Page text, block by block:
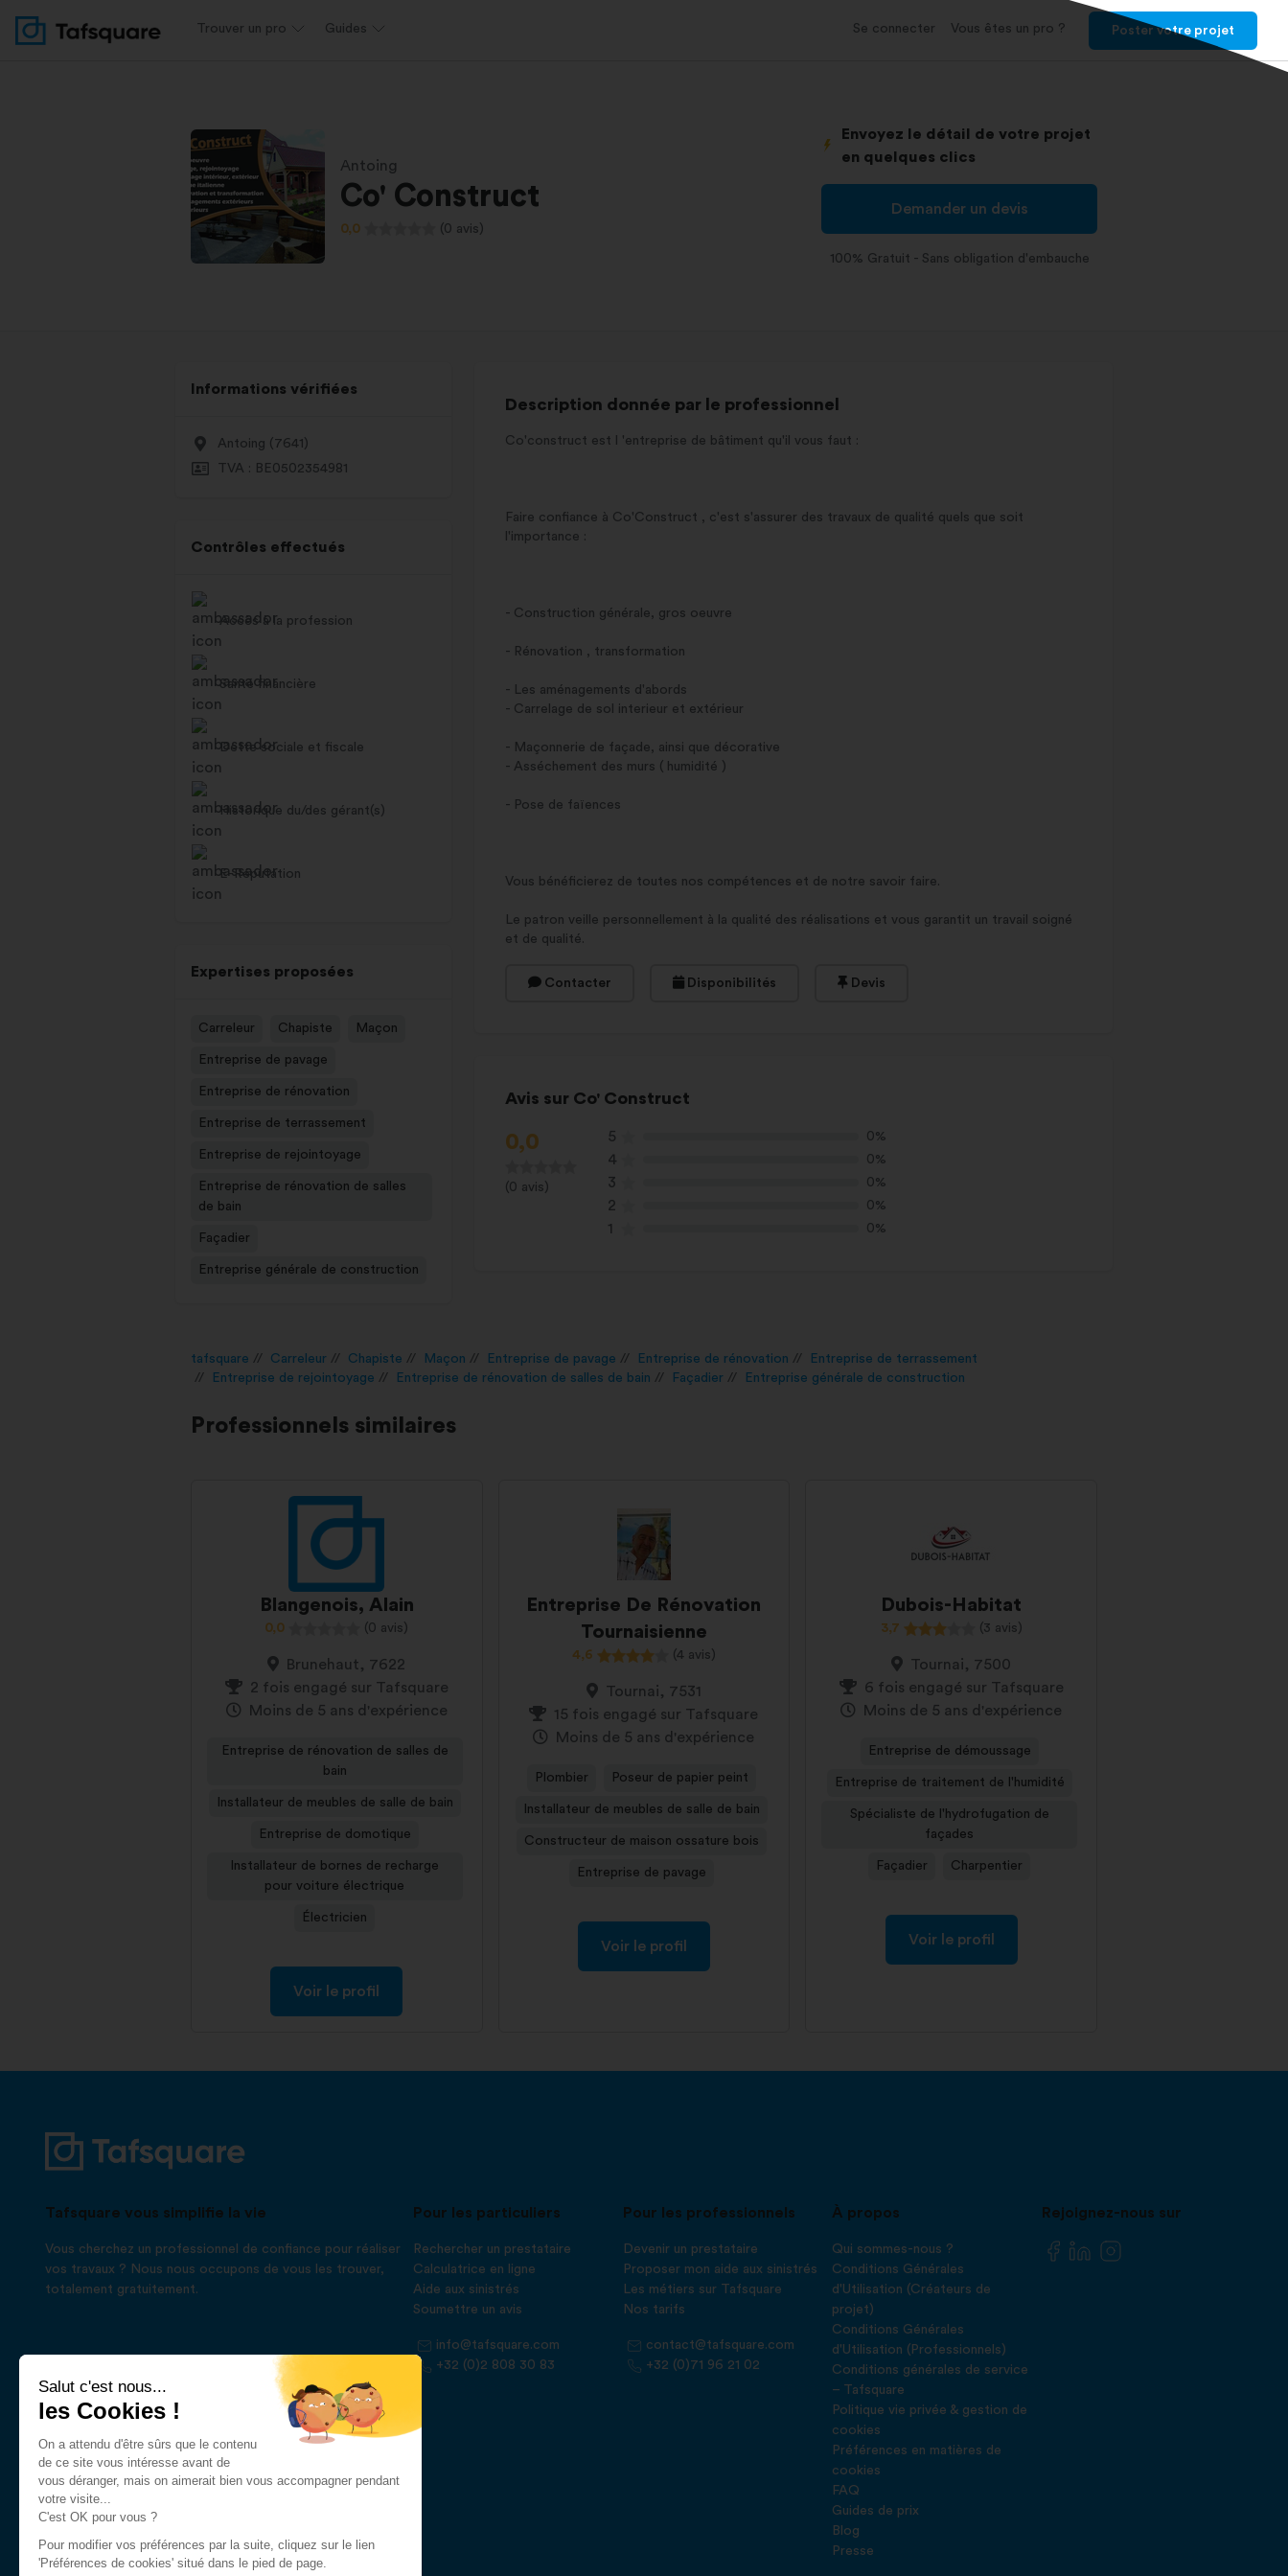
Trouver un pro Guides Se connecter Vous êtes un pro ? Poster votre projet
Antoing
Co' Construct
0,0 (0 avis)
Envoyez le détail de votre projet
en quelques clics
Demander un devis
100% Gratuit - Sans obligation d'embauche
Informations vérifiées
Antoing (7641)
TVA : BE0502354981
Contrôles effectués
Accès à la profession
Santé financière
Dette sociale et fiscale
Historique du/des gérant(s)
E-Réputation
Expertises proposées
Carreleur Chapiste Maçon
Entreprise de pavage
Entreprise de rénovation
Entreprise de terrassement
Entreprise de rejointoyage
Entreprise de rénovation de salles
de bain
Façadier
Entreprise générale de construction
Description donnée par le professionnel
Co'construct est l 'entreprise de bâtiment qu'il vous faut :
Faire confiance à Co'Construct , c'est s'assurer des travaux de qualité quels que soit
l'importance :
- Construction générale, gros oeuvre
- Rénovation , transformation
- Les aménagements d'abords
- Carrelage de sol interieur et extérieur
- Maçonnerie de façade, ainsi que décorative
- Asséchement des murs ( humidité )
- Pose de faïences
Vous bénéficierez de toutes nos compétences et de notre savoir faire.
Le patron veille personnellement à la qualité des réalisations et vous garantit un travail soigné
et de qualité.
Contacter Disponibilités Devis
Avis sur Co' Construct
0,0
(0 avis)
5 0%
4 0%
3 0%
2 0%
1 0%
tafsquare Carreleur Chapiste Maçon Entreprise de pavage Entreprise de rénovation
Entreprise de terrassement
Entreprise de rejointoyage
Entreprise de rénovation de salles de bain Façadier Entreprise générale de construction
Professionnels similaires
Blangenois, Alain
0,0 (0 avis)
Brunehaut, 7622
2 fois engagé sur Tafsquare
Moins de 5 ans d'expérience
Entreprise de rénovation de salles de
bain
Installateur de meubles de salle de bain
Entreprise de domotique
Installateur de bornes de recharge
pour voiture électrique
Électricien
Voir le profil
Entreprise De Rénovation
Tournaisienne
4,6 (4 avis)
Tournai, 7531
15 fois engagé sur Tafsquare
Moins de 5 ans d'expérience
Plombier Poseur de papier peint
Installateur de meubles de salle de bain
Constructeur de maison ossature bois
Entreprise de pavage
Voir le profil
Dubois-Habitat
3,7 (3 avis)
Tournai, 7500
6 fois engagé sur Tafsquare
Moins de 5 ans d'expérience
Entreprise de démoussage
Entreprise de traitement de l'humidité
Spécialiste de l'hydrofugation de
façades
Façadier Charpentier
Voir le profil
Tafsquare vous simplifie la vie
Vous cherchez un professionnel de confiance pour réaliser
vos travaux ? Nous nous occupons de vous les trouver,
totalement gratuitement.
Pour les particuliers
Rechercher un prestataire
Calculatrice en ligne
Aide aux sinistrés
Soumettre un avis
info@tafsquare.com
+32 (0)2 808 30 83
Pour les professionnels
Devenir un prestataire
Proposer mon aide aux sinistrés
Les métiers sur Tafsquare
Nos tarifs
contact@tafsquare.com
+32 (0)71 96 21 02
À propos
Qui sommes-nous ?
Conditions Générales
d'Utilisation (Créateurs de
projet)
Conditions Générales
d'Utilisation (Professionnels)
Conditions générales de service
– Tafsquare
Politique vie privée & gestion de
cookies
Préférences en matières de
cookies
FAQ
Guides de prix
Blog
Presse
Rejoignez-nous sur
Salut c'est nous...
les Cookies !
On a attendu d'être sûrs que le contenu
de ce site vous intéresse avant de
vous déranger, mais on aimerait bien vous accompagner pendant
votre visite...
C'est OK pour vous ?
Pour modifier vos préférences par la suite, cliquez sur le lien
'Préférences de cookies' situé dans le pied de page.